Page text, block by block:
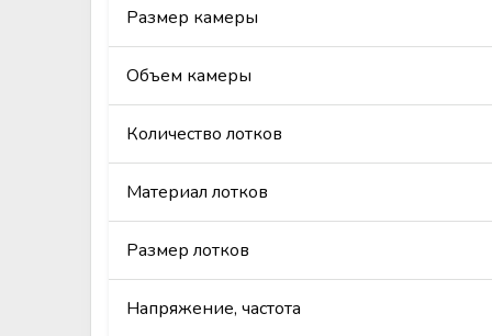
Размер камеры
Объем камеры
Количество лотков
Материал лотков
Размер лотков
Напряжение, частота